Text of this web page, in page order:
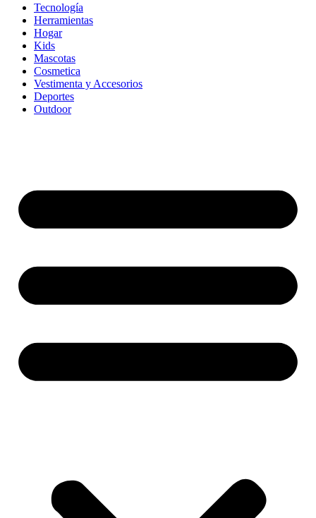
Tecnología
Herramientas
Hogar
Kids
Mascotas
Cosmetica
Vestimenta y Accesorios
Deportes
Outdoor